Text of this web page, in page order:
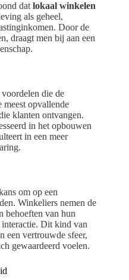
dat lokaal winkelen
als geheel,
Door de
draagt men bij aan een
die de
opvallende
klanten ontvangen.
in het opbouwen
in een meer
om op een
Winkeliers nemen de
behoeften van hun
Dit kind van
een vertrouwde sfeer,
gewaardeerd voelen.